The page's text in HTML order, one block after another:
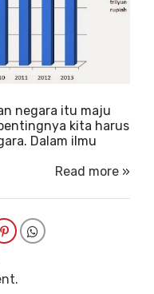
negara itu maju
kita harus
Dalam ilmu
Read more »